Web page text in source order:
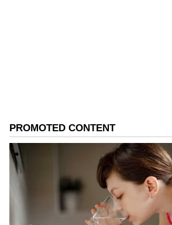
Related Articles
CM Siddaramaiah Resignation:
ಸಿದ್ದರಾಮಯ್ಯರನ್ನ ಕಾಂಗ್ರೆಸ್ ನಡೆಸಿಕೊಂಡ ರೀತಿ